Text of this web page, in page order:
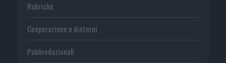
Rubriche
Cooperazione e dintorni
Publiredazionali